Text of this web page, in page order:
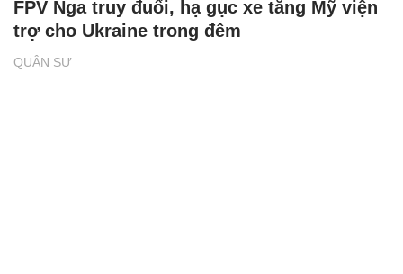
QUÂN SỰ
FPV Nga truy đuổi, hạ gục xe tăng Mỹ viện
trợ cho Ukraine trong đêm